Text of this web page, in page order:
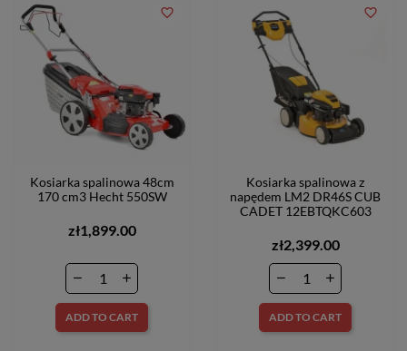
Kosiarka spalinowa 48cm
170 cm3 Hecht 550SW
zł1,899.00
ADD TO CART
favorite_border
Kosiarka spalinowa z
napędem LM2 DR46S CUB
CADET 12EBTQKC603
zł2,399.00
ADD TO CART
favorite_border